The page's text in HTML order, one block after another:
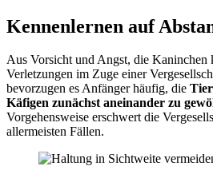
Kennenlernen auf
Aus Vorsicht und Angst, die Kaninchen
Verletzungen im Zuge einer
bevorzugen es Anfänger häufig, die
Käfigen zunächst aneinander zu
Vorgehensweise erschwert die
allermeisten Fällen.